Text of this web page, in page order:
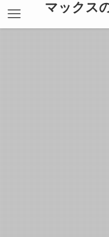
マックス